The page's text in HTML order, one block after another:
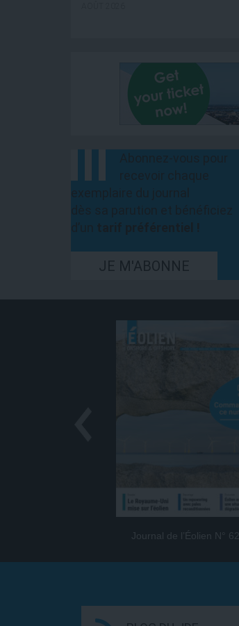
JE M'ABONNE
Journal de l’Éolien N° 62